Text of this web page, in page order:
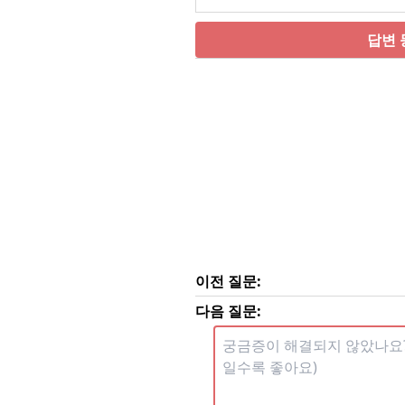
답변
이전 질문:
다음 질문: